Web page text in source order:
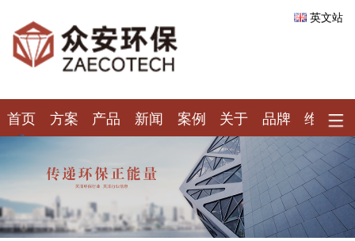
英文站
首页 方案 产品 新闻 案例 关于 品牌 维保